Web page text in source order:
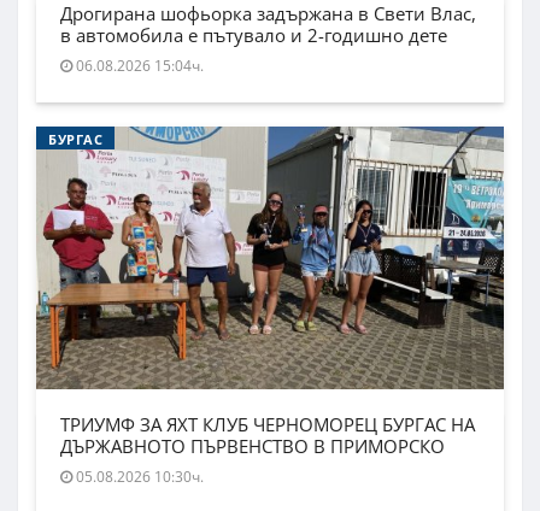
Дрогирана шофьорка задържана в Свети Влас,
в автомобила е пътувало и 2-годишно дете
06.08.2026 15:04ч.
БУРГАС
ТРИУМФ ЗА ЯХТ КЛУБ ЧЕРНОМОРЕЦ БУРГАС НА
ДЪРЖАВНОТО ПЪРВЕНСТВО В ПРИМОРСКО
05.08.2026 10:30ч.